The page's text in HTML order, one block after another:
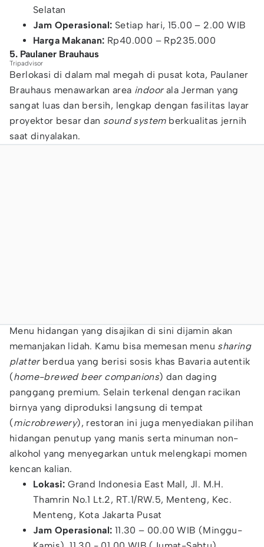
Selatan
Jam Operasional: Setiap hari, 15.00 – 2.00 WIB
Harga Makanan: Rp40.000 – Rp235.000
5. Paulaner Brauhaus
Tripadvisor
Berlokasi di dalam mal megah di pusat kota, Paulaner
Brauhaus menawarkan area indoorala Jerman yang
sangat luas dan bersih, lengkap dengan fasilitas layar
proyektor besar dan sound systemberkualitas jernih
saat dinyalakan.
Menu hidangan yang disajikan di sini dijamin akan
memanjakan lidah. Kamu bisa memesan menu sharing
platterberdua yang berisi sosis khas Bavaria autentik
(home-brewed beer companions) dan daging
panggang premium. Selain terkenal dengan racikan
birnya yang diproduksi langsung di tempat
(microbrewery), restoran ini juga menyediakan pilihan
hidangan penutup yang manis serta minuman non-
alkohol yang menyegarkan untuk melengkapi momen
kencan kalian.
Lokasi: Grand Indonesia East Mall, Jl. M.H.
Thamrin No.1 Lt.2, RT.1/RW.5, Menteng, Kec.
Menteng, Kota Jakarta Pusat
Jam Operasional: 11.30 – 00.00 WIB (Minggu-